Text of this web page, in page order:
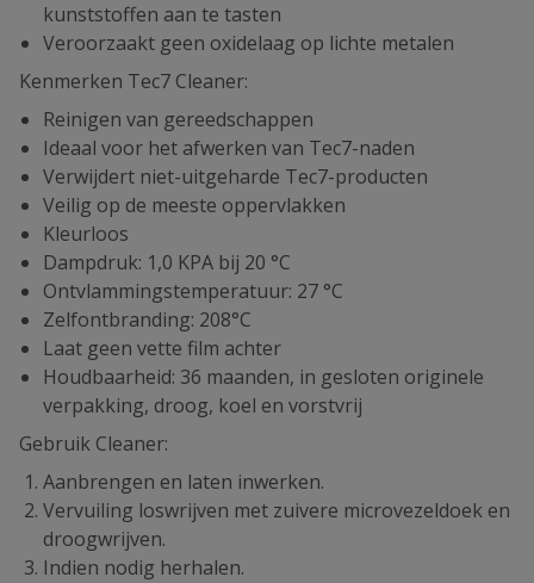
kunststoffen aan te tasten
Veroorzaakt geen oxidelaag op lichte metalen
Kenmerken Tec7 Cleaner:
Reinigen van gereedschappen
Ideaal voor het afwerken van Tec7-naden
Verwijdert niet-uitgeharde Tec7-producten
Veilig op de meeste oppervlakken
Kleurloos
Dampdruk: 1,0 KPA bij 20 °C
Ontvlammingstemperatuur: 27 °C
Zelfontbranding: 208°C
Laat geen vette film achter
Houdbaarheid: 36 maanden, in gesloten originele
verpakking, droog, koel en vorstvrij
Gebruik Cleaner:
Aanbrengen en laten inwerken.
Vervuiling loswrijven met zuivere microvezeldoek en
droogwrijven.
Indien nodig herhalen.